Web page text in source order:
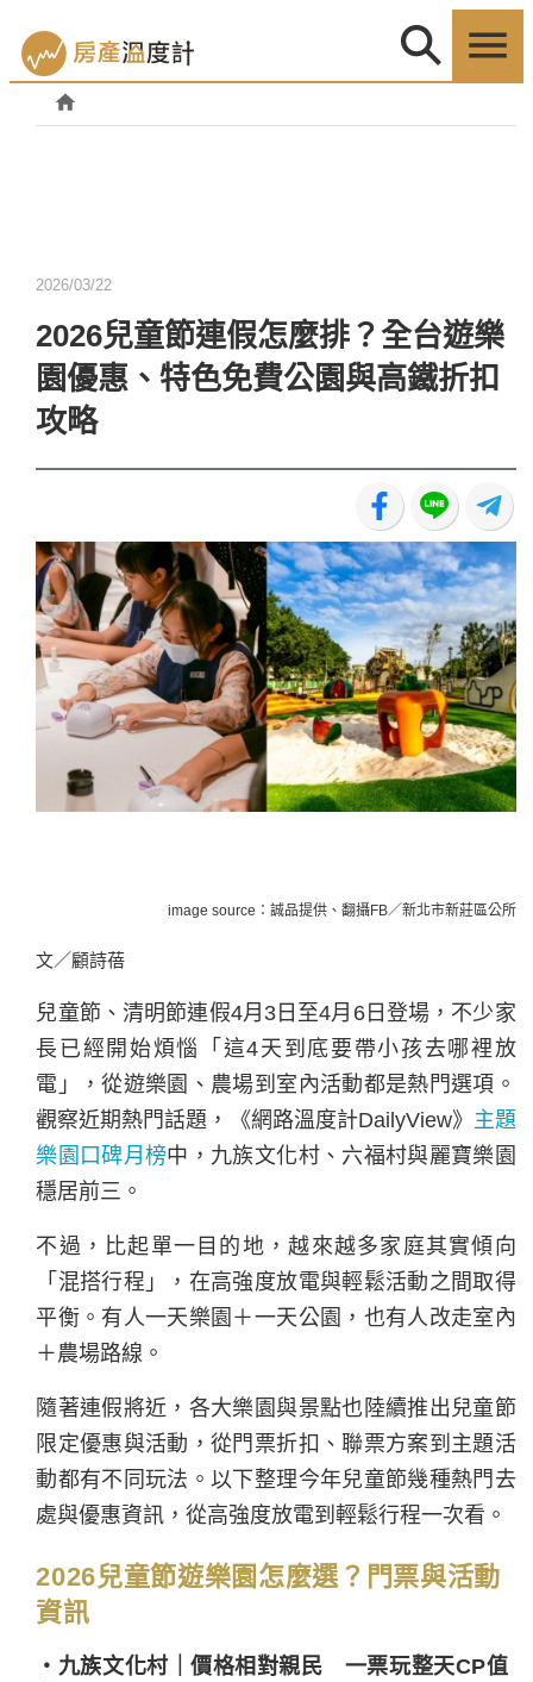
2026/03/22
2026兒童節連假怎麼排？全台遊樂
園優惠、特色免費公園與高鐵折扣
攻略
image source：誠品提供、翻攝FB／新北市新莊區公所
文／顧詩蓓
兒童節、清明節連假4月3日至4月6日登場，不少家
長已經開始煩惱「這4天到底要帶小孩去哪裡放
電」，從遊樂園、農場到室內活動都是熱門選項。
觀察近期熱門話題，《網路溫度計DailyView》 主題
樂園口碑月榜中，九族文化村、六福村與麗寶樂園
穩居前三。
不過，比起單一目的地，越來越多家庭其實傾向
「混搭行程」，在高強度放電與輕鬆活動之間取得
平衡。有人一天樂園＋一天公園，也有人改走室內
＋農場路線。
隨著連假將近，各大樂園與景點也陸續推出兒童節
限定優惠與活動，從門票折扣、聯票方案到主題活
動都有不同玩法。以下整理今年兒童節幾種熱門去
處與優惠資訊，從高強度放電到輕鬆行程一次看。
2026兒童節遊樂園怎麼選？門票與活動
資訊
・九族文化村｜價格相對親民 一票玩整天CP值